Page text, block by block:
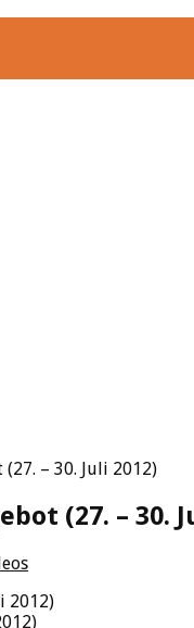
– 30. Juli 2012)
(27. – 30.